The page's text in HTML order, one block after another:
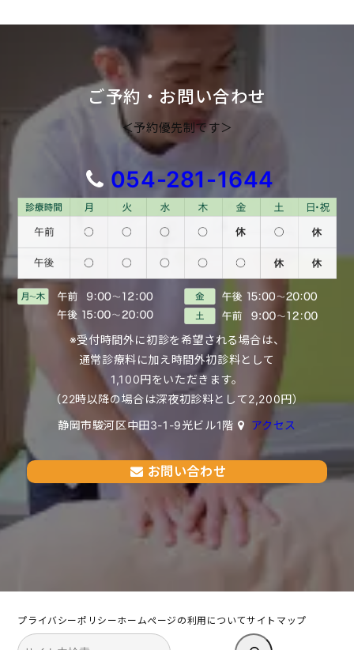
ご予約・お問い合わせ
＜予約優先制です＞
054-281-1644
※受付時間外に初診を希望される場合は、
通常診療料に加え時間外初診料として
1,100円をいただきます。
（22時以降の場合は深夜初診料として2,200円）
静岡市駿河区中田3-1-9光ビル1階
アクセス
お問い合わせ
プライバシーポリシーホームページの利用についてサイトマップ
検